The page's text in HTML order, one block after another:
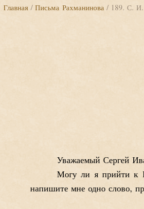
Главная /Письма Рахманинова/ 189. С. И.
Уважаемый Сергей
Могу ли я прийти к
напишите мне одно слово,